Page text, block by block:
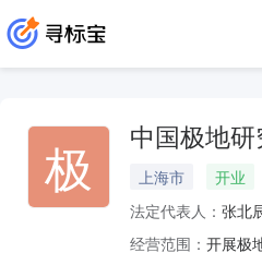
极 中国极地
上海市
开业
法定代表人： 张北
经营范围：